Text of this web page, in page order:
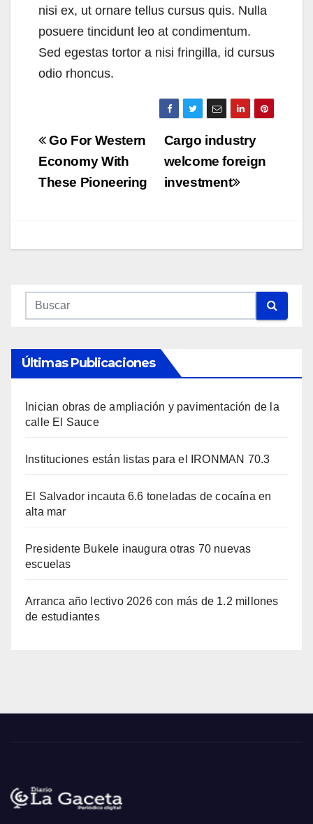
nisi ex, ut ornare tellus cursus quis. Nulla
posuere tincidunt leo at condimentum.
Sed egestas tortor a nisi fringilla, id cursus
odio rhoncus.
Navegación
de
entradas
Cargo industry
welcome foreign
investment
Go For Western
Economy With
These Pioneering
Últimas Publicaciones
Inician obras de ampliación y pavimentación de la
calle El Sauce
Instituciones están listas para el IRONMAN 70.3
El Salvador incauta 6.6 toneladas de cocaína en
alta mar
Presidente Bukele inaugura otras 70 nuevas
escuelas
Arranca año lectivo 2026 con más de 1.2 millones
de estudiantes